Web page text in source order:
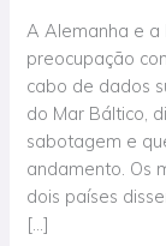
A Alemanha e a
preocupação
cabo de dados
do Mar Báltico,
sabotagem e
andamento. Os
dois países
[…]
no
Mar
Báltico
–
Notícias